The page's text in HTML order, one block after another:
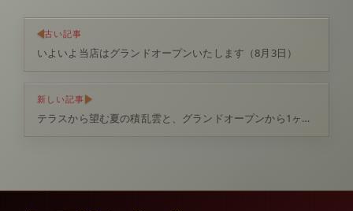
古い記事
いよいよ当店はグランドオープンいたします（8月3日）
新しい記事
テラスから望む夏の積乱雲と、グランドオープンから1ヶ月の感謝